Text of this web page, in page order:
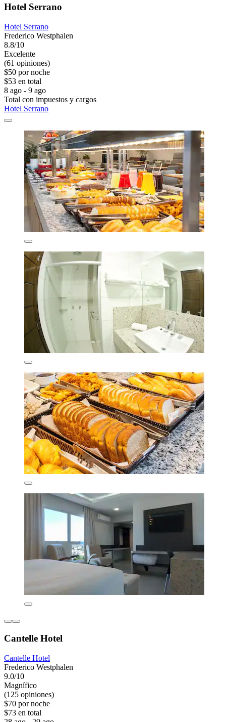
Hotel Serrano
Hotel Serrano
Frederico Westphalen
8.8/10
Excelente
(61 opiniones)
$50 por noche
$53 en total
8 ago - 9 ago
Total con impuestos y cargos
Hotel Serrano
Cantelle Hotel
Cantelle Hotel
Frederico Westphalen
9.0/10
Magnífico
(125 opiniones)
$70 por noche
$73 en total